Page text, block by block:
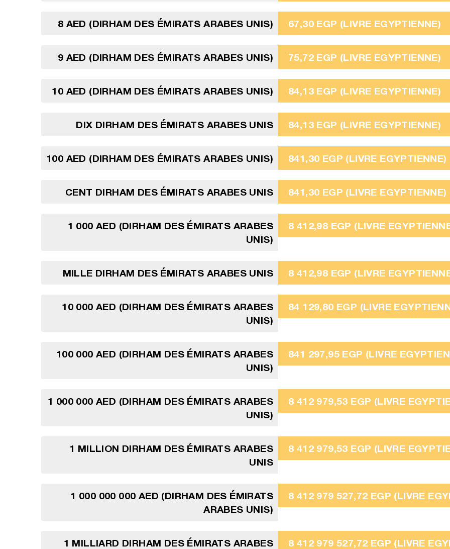
8 AED (DIRHAM DES ÉMIRATS ARABES UNIS) 67,30 EGP (LIVRE EGYPTIENNE)
9 AED (DIRHAM DES ÉMIRATS ARABES UNIS) 75,72 EGP (LIVRE EGYPTIENNE)
10 AED (DIRHAM DES ÉMIRATS ARABES UNIS) 84,13 EGP (LIVRE EGYPTIENNE)
DIX DIRHAM DES ÉMIRATS ARABES UNIS 84,13 EGP (LIVRE EGYPTIENNE)
100 AED (DIRHAM DES ÉMIRATS ARABES UNIS) 841,30 EGP (LIVRE EGYPTIENNE)
CENT DIRHAM DES ÉMIRATS ARABES UNIS 841,30 EGP (LIVRE EGYPTIENNE)
1 000 AED (DIRHAM DES ÉMIRATS ARABES
UNIS)
8 412,98 EGP (LIVRE
MILLE DIRHAM DES ÉMIRATS ARABES UNIS 8 412,98 EGP (LIVRE
10 000 AED (DIRHAM DES ÉMIRATS ARABES
UNIS)
84 129,80 EGP (LIVRE
100 000 AED (DIRHAM DES ÉMIRATS ARABES
UNIS)
841 297,95 EGP (LIVRE
1 000 000 AED (DIRHAM DES ÉMIRATS ARABES
UNIS)
8 412 979,53 EGP (LIVRE
1 MILLION DIRHAM DES ÉMIRATS ARABES
UNIS
8 412 979,53 EGP (LIVRE
1 000 000 000 AED (DIRHAM DES ÉMIRATS
ARABES UNIS)
8 412 979 527,72 EGP (LIVRE
1 MILLIARD DIRHAM DES ÉMIRATS ARABES
8 412 979 527,72 EGP (LIVRE